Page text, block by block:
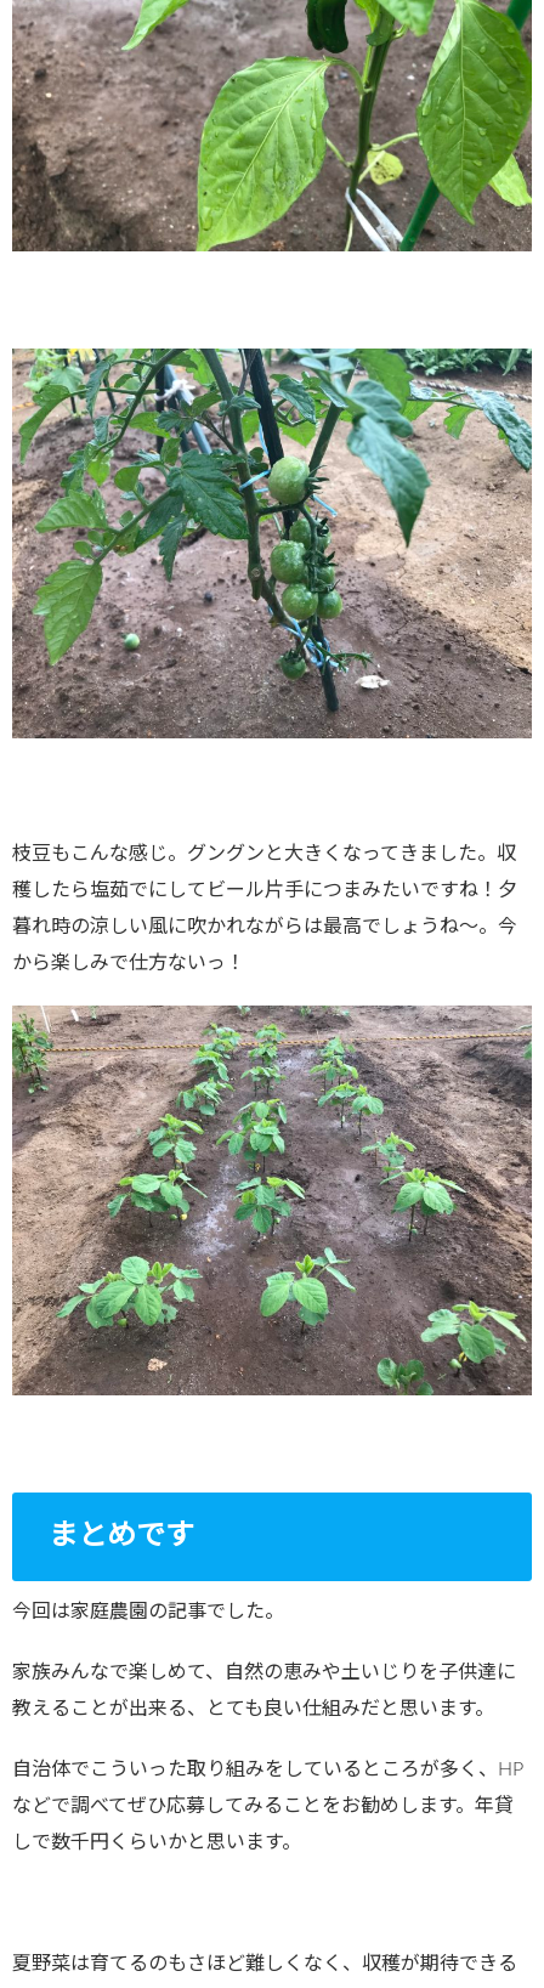
枝豆もこんな感じ。グングンと大きくなってきました。収
穫したら塩茹でにしてビール片手につまみたいですね！夕
暮れ時の涼しい風に吹かれながらは最高でしょうね〜。今
から楽しみで仕方ないっ！
まとめです
今回は家庭農園の記事でした。
家族みんなで楽しめて、自然の恵みや土いじりを子供達に
教えることが出来る、とても良い仕組みだと思います。
自治体でこういった取り組みをしているところが多く、HP
などで調べてぜひ応募してみることをお勧めします。年貸
しで数千円くらいかと思います。
夏野菜は育てるのもさほど難しくなく、収穫が期待できる